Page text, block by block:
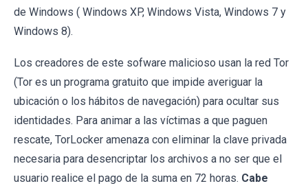
de Windows ( Windows XP, Windows Vista, Windows 7 y
Windows 8).
Los creadores de este sofware malicioso usan la red Tor
(Tor es un programa gratuito que impide averiguar la
ubicación o los hábitos de navegación) para ocultar sus
identidades. Para animar a las víctimas a que paguen
rescate, TorLocker amenaza con eliminar la clave privada
necesaria para desencriptar los archivos a no ser que el
usuario realice el pago de la suma en 72 horas. Cabe